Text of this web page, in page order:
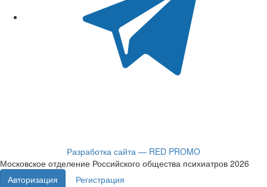
Разработка сайта — RED PROMO
Московское отделение Российского общества психиатров 2026
Авторизация
Регистрация